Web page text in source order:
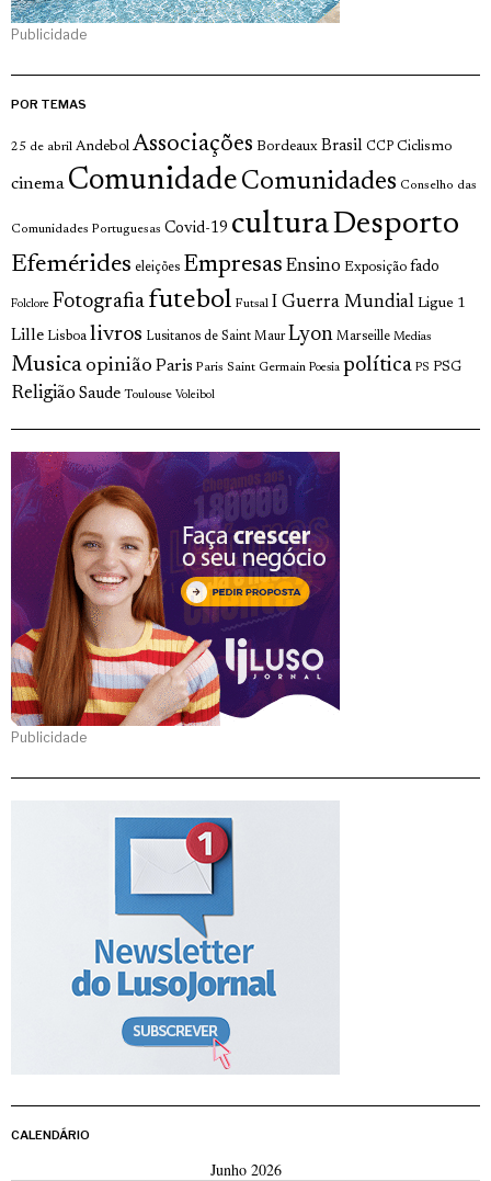
Publicidade
POR TEMAS
25 de abril Andebol Associações Bordeaux Brasil CCP Ciclismo
cinema Comunidade Comunidades Conselho das
Comunidades Portuguesas Covid-19 culturaDesporto
Efemérides eleições Empresas Ensino Exposição fado
Folclore Fotografia futebol Futsal I Guerra Mundial Ligue 1
Lille Lisboa livros Lusitanos de Saint Maur Lyon Marseille Medias
Musica opinião Paris Paris Saint Germain Poesia política PS PSG
Religião Saude Toulouse Voleibol
Publicidade
CALENDÁRIO
Junho 2026